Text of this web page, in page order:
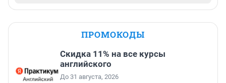
ПРОМОКОДЫ
Скидка 11% на все курсы
английского
До 31 августа, 2026